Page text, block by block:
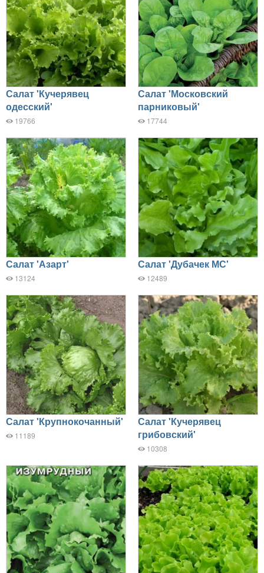
Салат 'Кучерявец
одесский'
19766
Салат 'Московский
парниковый'
17744
Салат 'Азарт'
13124
Салат 'Дубачек МС'
12489
Салат 'Крупнокочанный'
11189
Салат 'Кучерявец
грибовский'
10308